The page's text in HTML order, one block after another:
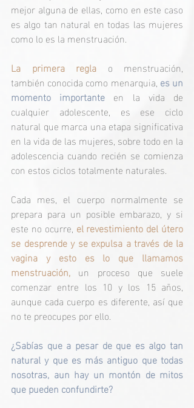
mejor alguna de ellas, como en este caso
es algo tan natural en todas las mujeres
como lo es la menstruación.
La primera regla o menstruación,
también conocida como menarquia, es un
momento importante en la vida de
cualquier adolescente, es ese ciclo
natural que marca una etapa significativa
en la vida de las mujeres, sobre todo en la
adolescencia cuando recién se comienza
con estos ciclos totalmente naturales.
Cada mes, el cuerpo normalmente se
prepara para un posible embarazo, y si
este no ocurre, el revestimiento del útero
se desprende y se expulsa a través de la
vagina y esto es lo que llamamos
menstruación, un proceso que suele
comenzar entre los 10 y los 15 años,
aunque cada cuerpo es diferente, así que
no te preocupes por ello.
¿Sabías que a pesar de que es algo tan
natural y que es más antiguo que todas
nosotras, aun hay un montón de mitos
que pueden confundirte?